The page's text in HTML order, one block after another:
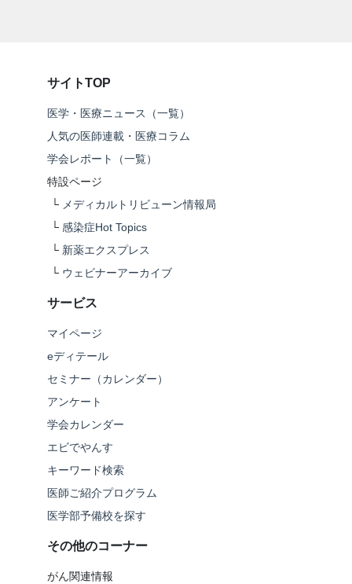
サイトTOP
医学・医療ニュース（一覧）
人気の医師連載・医療コラム
学会レポート（一覧）
特設ページ
└ メディカルトリビューン情報局
└ 感染症Hot Topics
└ 新薬エクスプレス
└ ウェビナーアーカイブ
サービス
マイページ
eディテール
セミナー（カレンダー）
アンケート
学会カレンダー
エビでやんす
キーワード検索
医師ご紹介プログラム
医学部予備校を探す
その他のコーナー
がん関連情報